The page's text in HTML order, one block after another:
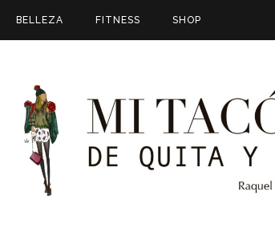
BELLEZA FITNESS SHOP